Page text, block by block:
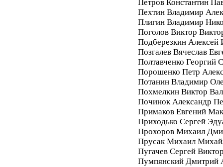
Петров Константин
Пехтин Владимир
Плигин Владимир
Поголов Виктор
Подберезкин Алексей
Позгалев Вячеслав
Полтавченко Георгий
Порошенко Петр
Потанин Владимир
Похмелкин Виктор
Починок Александр
Примаков Евгений
Приходько Сергей
Прохоров Михаил
Прусак Михаил
Пугачев Сергей
Пумпянский Дмитрий